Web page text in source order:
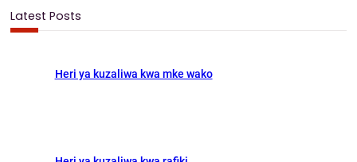
k
n
c
Latest Posts
Heri ya kuzaliwa kwa mke wako